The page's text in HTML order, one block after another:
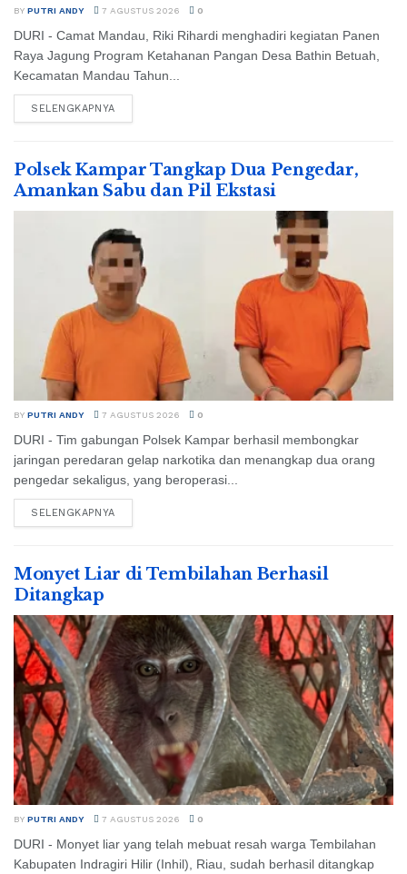
BY PUTRI ANDY 7 AGUSTUS 2026 0
DURI - Camat Mandau, Riki Rihardi menghadiri kegiatan Panen
Raya Jagung Program Ketahanan Pangan Desa Bathin Betuah,
Kecamatan Mandau Tahun...
SELENGKAPNYA
Polsek Kampar Tangkap Dua Pengedar,
Amankan Sabu dan Pil Ekstasi
BY PUTRI ANDY 7 AGUSTUS 2026 0
DURI - Tim gabungan Polsek Kampar berhasil membongkar
jaringan peredaran gelap narkotika dan menangkap dua orang
pengedar sekaligus, yang beroperasi...
SELENGKAPNYA
Monyet Liar di Tembilahan Berhasil
Ditangkap
BY PUTRI ANDY 7 AGUSTUS 2026 0
DURI - Monyet liar yang telah mebuat resah warga Tembilahan
Kabupaten Indragiri Hilir (Inhil), Riau, sudah berhasil ditangkap